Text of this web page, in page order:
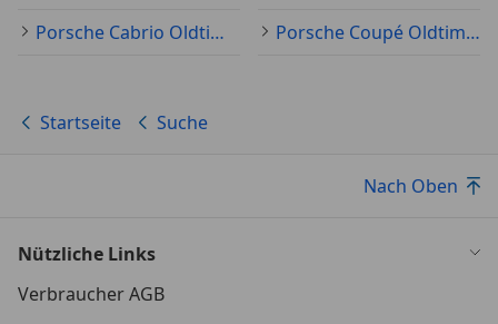
Porsche Cabrio Oldtimer
Porsche Coupé Oldtimer
Startseite Suche
Nach Oben
Nützliche Links
Verbraucher AGB